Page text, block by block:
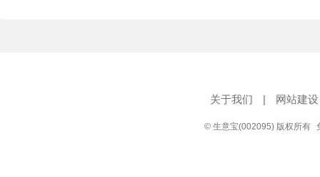
关于我们 | 网站建设
© 生意宝(002095) 版权所有